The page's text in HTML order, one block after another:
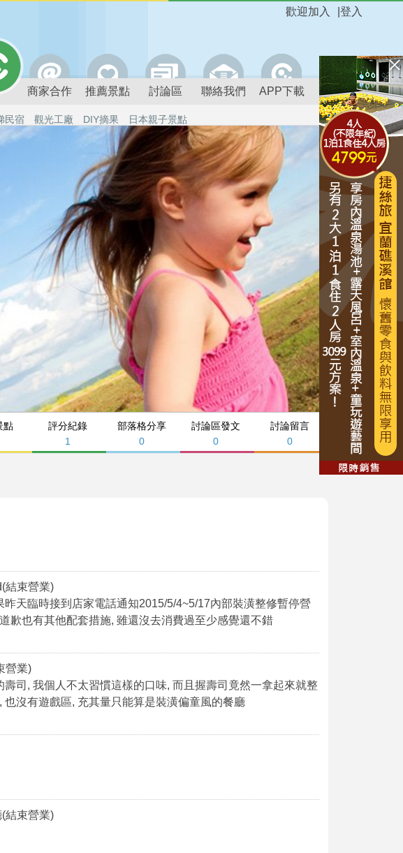
登入
歡迎加入
商家合作 推薦景點 討論區 聯絡我們 APP下載
民宿 觀光工廠 DIY摘果 日本親子景點
點
評分紀錄
1
部落格分享
0
討論區發文
0
討論留言
0
結束營業)
天臨時接到店家電話通知2015/5/4~5/17內部裝潢整修暫停營
歉也有其他配套措施, 雖還沒去消費過至少感覺還不錯
營業)
司, 我個人不太習慣這樣的口味, 而且握壽司竟然一拿起來就整
沒有遊戲區, 充其量只能算是裝潢偏童風的餐廳
結束營業)